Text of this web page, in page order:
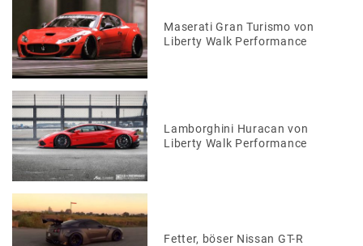
Maserati Gran Turismo von
Liberty Walk Performance
Lamborghini Huracan von
Liberty Walk Performance
Fetter, böser Nissan GT-R